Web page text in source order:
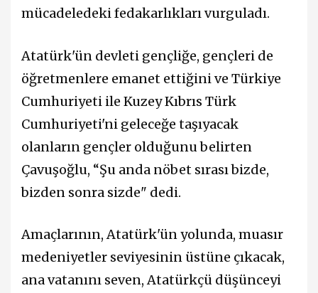
mücadeledeki fedakarlıkları vurguladı.
Atatürk'ün devleti gençliğe, gençleri de
öğretmenlere emanet ettiğini ve Türkiye
Cumhuriyeti ile Kuzey Kıbrıs Türk
Cumhuriyeti'ni geleceğe taşıyacak
olanların gençler olduğunu belirten
Çavuşoğlu, “Şu anda nöbet sırası bizde,
bizden sonra sizde" dedi.
Amaçlarının, Atatürk'ün yolunda, muasır
medeniyetler seviyesinin üstüne çıkacak,
ana vatanını seven, Atatürkçü düşünceyi